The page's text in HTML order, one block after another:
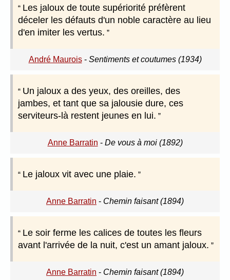
Les jaloux de toute supériorité préfèrent
déceler les défauts d'un noble caractère au lieu
d'en imiter les vertus.
André Maurois- Sentiments et coutumes (1934)
Un jaloux a des yeux, des oreilles, des
jambes, et tant que sa jalousie dure, ces
serviteurs-là restent jeunes en lui.
Anne Barratin - De vous à moi (1892)
Le jaloux vit avec une plaie.
Anne Barratin - Chemin faisant (1894)
Le soir ferme les calices de toutes les fleurs
avant l'arrivée de la nuit, c'est un amant jaloux.
Anne Barratin - Chemin faisant (1894)